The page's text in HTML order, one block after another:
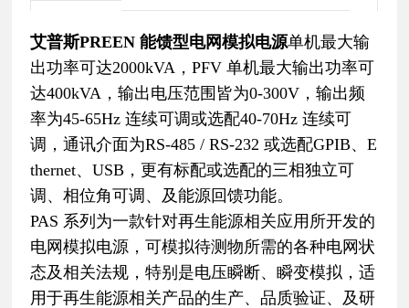
艾普斯PREEN 能馈型电网模拟电源单机最大输
出功率可达2000kVA，PFV 单机最大输出功率可
达400kVA，输出电压范围皆为0-300V，输出频
率为45-65Hz 连续可调或选配40-70Hz 连续可
调，通讯介面为RS-485 / RS-232 或选配GPIB、E
thernet、USB，更有标配或选配的三相独立可
调、相位角可调、及能源回馈功能。
PAS 系列为一款针对再生能源相关应用所开发的
电网模拟电源，可模拟待测物所需的各种电网状
态及相关法规，特别是电压瞬断、瞬变模拟，适
用于再生能源相关产品的生产、品质验证、及研